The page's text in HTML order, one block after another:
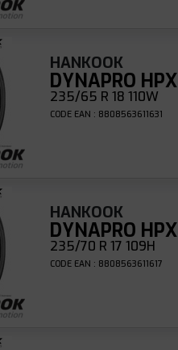
HANKOOK
DYNAPRO HPX
235/65 R 18 110W
CODE EAN : 8808563611631
HANKOOK
DYNAPRO HPX
235/70 R 17 109H
CODE EAN : 8808563611617